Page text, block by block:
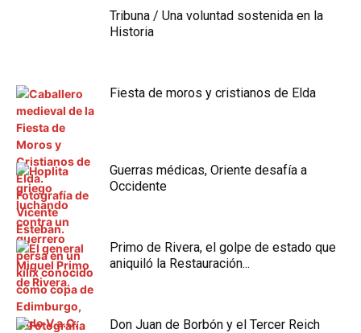
Tribuna / Una voluntad sostenida en la
Historia
Fiesta de moros y cristianos de Elda
Guerras médicas, Oriente desafía a
Occidente
Primo de Rivera, el golpe de estado que
aniquiló la Restauración...
Don Juan de Borbón y el Tercer Reich